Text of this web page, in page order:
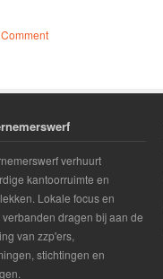
verhuurt
kantoorruimte en
Lokale focus en
dragen bij aan de
van zzp'ers,
stichtingen en